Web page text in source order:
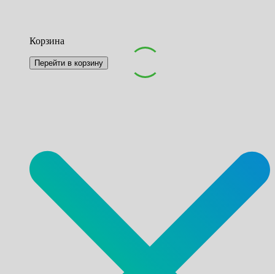
Корзина
Перейти в корзину